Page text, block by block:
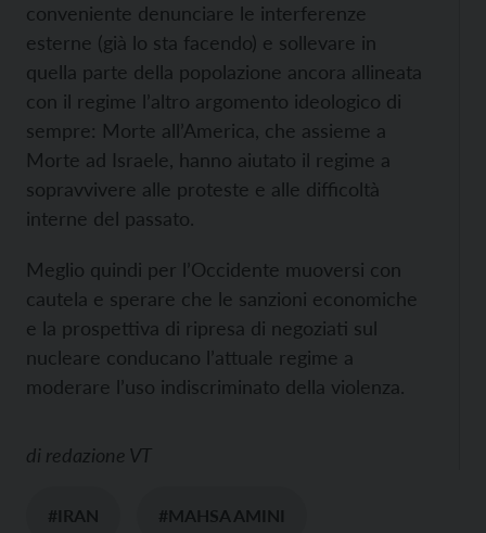
conveniente denunciare le interferenze
esterne (già lo sta facendo) e sollevare in
quella parte della popolazione ancora allineata
con il regime l’altro argomento ideologico di
sempre: Morte all’America, che assieme a
Morte ad Israele, hanno aiutato il regime a
sopravvivere alle proteste e alle difficoltà
interne del passato.
Meglio quindi per l’Occidente muoversi con
cautela e sperare che le sanzioni economiche
e la prospettiva di ripresa di negoziati sul
nucleare conducano l’attuale regime a
moderare l’uso indiscriminato della violenza.
di redazione VT
#IRAN #MAHSA AMINI